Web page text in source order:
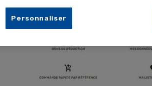
Personnaliser